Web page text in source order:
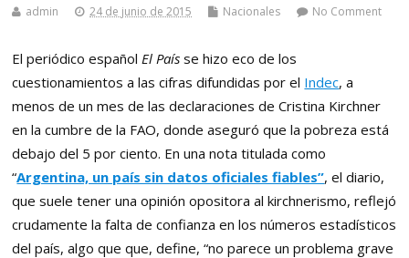
admin 24 de junio de 2015 Nacionales No Comment
El periódico español El Paísse hizo eco de los
cuestionamientos a las cifras difundidas por el Indec, a
menos de un mes de las declaraciones de Cristina Kirchner
en la cumbre de la FAO, donde aseguró que la pobreza está
debajo del 5 por ciento. En una nota titulada como
“Argentina, un país sin datos oficiales fiables”, el diario,
que suele tener una opinión opositora al kirchnerismo, reflejó
crudamente la falta de confianza en los números estadísticos
del país, algo que que, define, “no parece un problema grave